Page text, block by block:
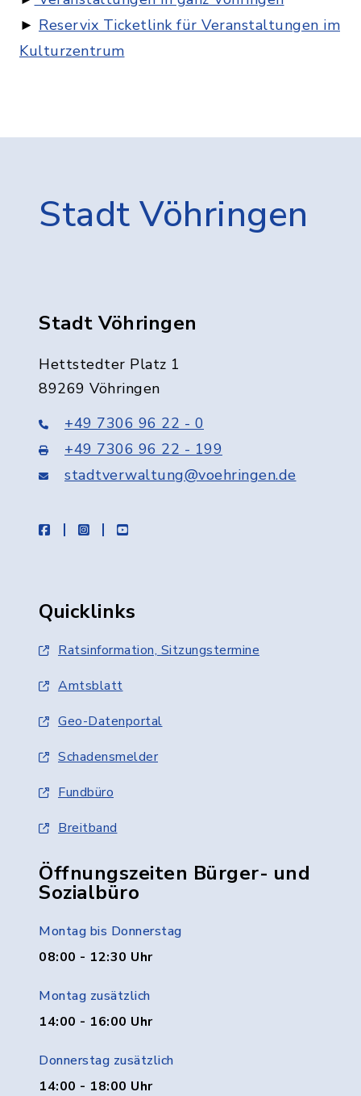
► Reservix Ticketlink für Veranstaltungen im
Kulturzentrum
Stadt Vöhringen
Stadt Vöhringen
Hettstedter Platz 1
89269 Vöhringen
+49 7306 96 22 - 0
+49 7306 96 22 - 199
stadtverwaltung@voehringen.de
facebookinstagramyoutube
Quicklinks
Ratsinformation, Sitzungstermine
Amtsblatt
Geo-Datenportal
Schadensmelder
Fundbüro
Breitband
Öffnungszeiten Bürger- und
Sozialbüro
Montag bis Donnerstag
08:00 - 12:30 Uhr
Montag zusätzlich
14:00 - 16:00 Uhr
Donnerstag zusätzlich
14:00 - 18:00 Uhr